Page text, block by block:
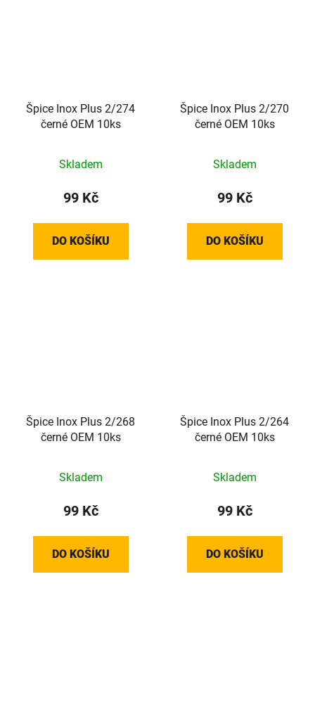
Špice Inox Plus 2/274
černé OEM 10ks
Skladem
99 Kč
DO KOŠÍKU
Špice Inox Plus 2/270
černé OEM 10ks
Skladem
99 Kč
DO KOŠÍKU
Špice Inox Plus 2/268
černé OEM 10ks
Skladem
99 Kč
DO KOŠÍKU
Špice Inox Plus 2/264
černé OEM 10ks
Skladem
99 Kč
DO KOŠÍKU